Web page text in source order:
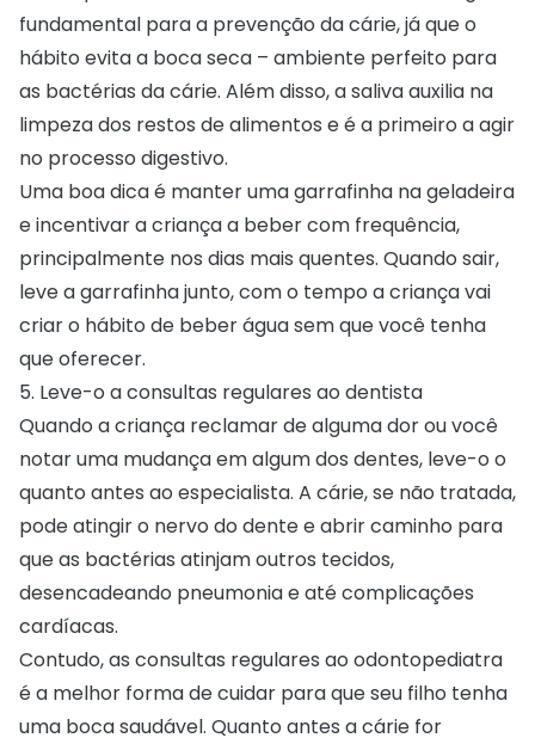
fundamental para a prevenção da cárie, já que o
hábito evitaa boca seca – ambiente perfeito para
as bactérias da cárie. Além disso, a saliva auxilia na
limpeza dos restos de alimentos e é a primeiro a agir
no processo digestivo.
Uma boa dica é manter uma garrafinha na geladeira
e incentivar a criança a beber com frequência,
principalmente nos dias mais quentes. Quando sair,
leve a garrafinha junto, com o tempo a criança vai
criar o hábito de beber água sem que você tenha
que oferecer.
5. Leve-o a consultas regulares ao dentista
Quando a criança reclamar de alguma dor ou você
notar uma mudança em algum dos dentes, leve-o o
quanto antes ao especialista. A cárie, se não tratada,
pode atingir o nervo do dente e abrir caminho para
que as bactérias atinjam outros tecidos,
desencadeando pneumonia e até complicações
cardíacas.
Contudo, as consultas regulares ao odontopediatra
é a melhor forma de cuidar para que seu filho tenha
uma boca saudável. Quanto antes a cárie for